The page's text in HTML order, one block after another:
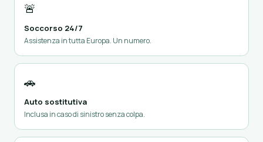
🚨
Soccorso 24/7
Assistenza in tutta Europa. Un numero.
🚗
Auto sostitutiva
Inclusa in caso di sinistro senza colpa.